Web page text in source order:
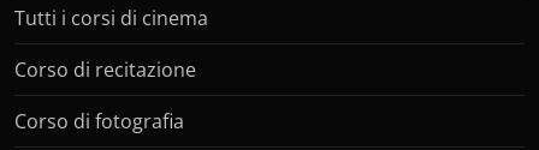
Tutti i corsi di cinema
Corso di recitazione
Corso di fotografia